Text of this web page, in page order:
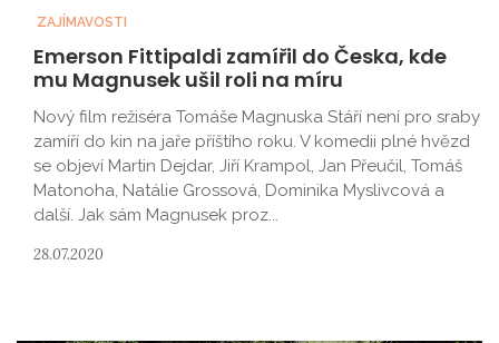
ZAJÍMAVOSTI
Emerson Fittipaldi zamířil do Česka, kde
mu Magnusek ušil roli na míru
Nový film režiséra Tomáše Magnuska Stáří není pro sraby
zamíří do kin na jaře příštího roku. V komedii plné hvězd
se objeví Martin Dejdar, Jiří Krampol, Jan Přeučil, Tomáš
Matonoha, Natálie Grossová, Dominika Myslivcová a
další. Jak sám Magnusek proz...
28.07.2020